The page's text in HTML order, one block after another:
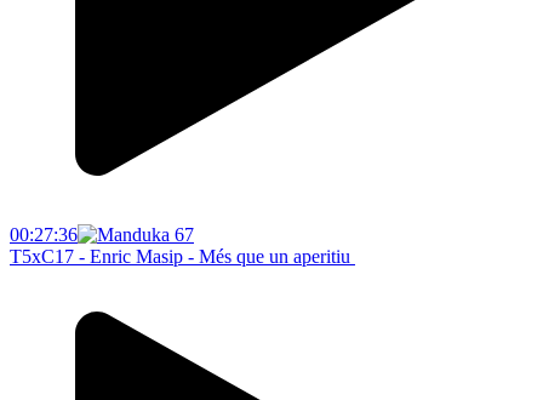
00:27:36
T5xC17 - Enric Masip - Més que un aperitiu